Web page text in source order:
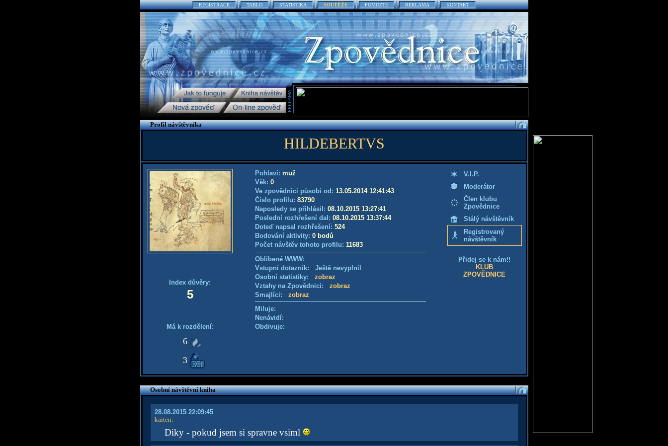
REGISTRACE TABLO STATISTIKA SOUTĚŽE POMOZTE REKLAMA KONTAKT
Profil návštěvníka
HILDEBERTVS
Index důvěry:
5
Má k rozdělení:
6
3
Pohlaví: muž
Věk: 0
Ve zpovědnici působí od: 13.05.2014 12:41:43
Číslo profilu: 83790
Naposledy se přihlásil: 08.10.2015 13:27:41
Poslední rozhřešení dal: 08.10.2015 13:37:44
Doteď napsal rozhřešení: 524
Bodování aktivity: 0 bodů
Počet návštěv tohoto profilu: 11683
Oblíbené WWW:
Vstupní dotazník: Ještě nevyplnil
Osobní statistiky: zobraz
Vztahy na Zpovědnici: zobraz
Smajlíci: zobraz
Miluje:
Nenávidí:
Obdivuje:
V.I.P.
Moderátor
Člen klubu
Zpovědnice
Stálý návštěvník
Registrovaný
návštěvník
Přidej se k nám!!
KLUB
ZPOVĚDNICE
Osobní návštěvní kniha
28.08.2015 22:09:45
kaiten:
Diky - pokud jsem si spravne vsiml